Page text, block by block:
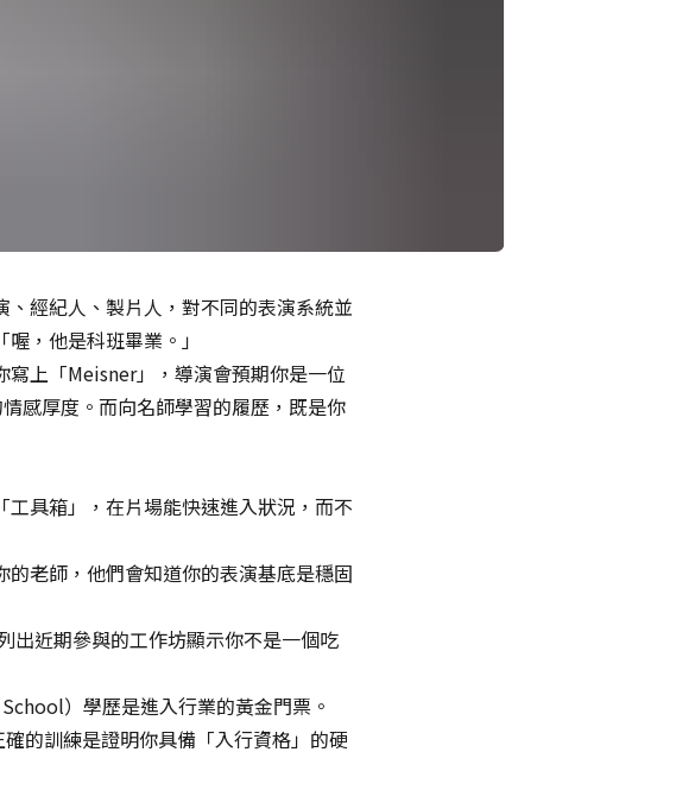
、經紀人、製片人，對不同的表演系統並
，他是科班畢業。」
寫上「Meisner」，導演會預期你是一位
感厚度。而向名師學習的履歷，既是你
具箱」，在片場能快速進入狀況，而不
老師，他們會知道你的表演基底是穩固
出近期參與的工作坊顯示你不是一個吃
）學歷是進入行業的黃金門票。
的訓練是證明你具備「入行資格」的硬